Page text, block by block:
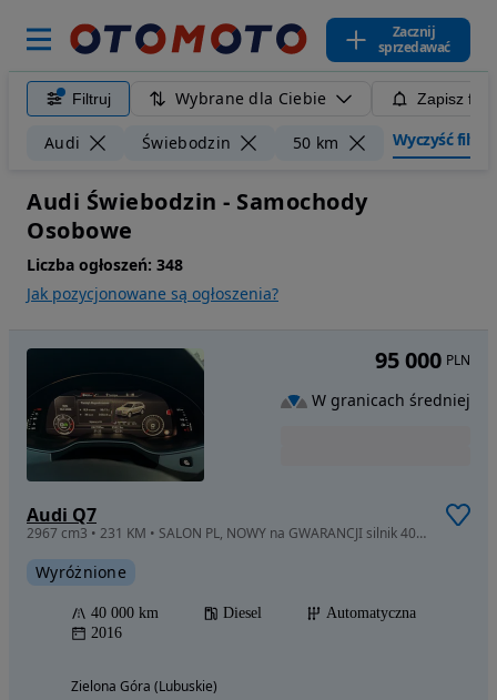
Zacznij
sprzedawać
Filtruj Wybrane dla Ciebie Zapisz
Audi Świebodzin 50 km Wyczyść filtry
Audi Świebodzin - Samochody
Osobowe
Liczba ogłoszeń: 348
Jak pozycjonowane są ogłoszenia?
Audi Q7
2967 cm3 • 231 KM • SALON PL, NOWY na GWARANCJI silnik 40tkm drugi właściciel
Wyróżnione
40 000 km Diesel
Automatyczna
2016
Zielona Góra (Lubuskie)
95 000 PLN
W granicach średniej